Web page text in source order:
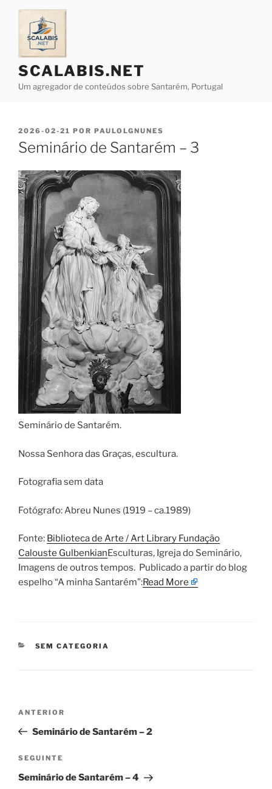
Saltar
conteúdo
SCALABIS.NET
Um agregador de conteúdos sobre Santarém, Portugal
PUBLICADO
EM
2026-02-21 POR PAULOLGNUNES
Seminário de Santarém – 3
Seminário de Santarém.
Nossa Senhora das Graças, escultura.
Fotografia sem data
Fotógrafo: Abreu Nunes (1919 – ca.1989)
Fonte: Biblioteca de Arte / Art Library Fundação
Calouste Gulbenkian​Esculturas, Igreja do Seminário,
Imagens de outros tempos. ​Publicado a partir do blog
espelho “A minha Santarém”:Read More
CATEGORIAS
SEM CATEGORIA
artigos
Conteúdo
anterior
ANTERIOR
Seminário de Santarém – 2
Conteúdo
seguinte
SEGUINTE
Seminário de Santarém – 4